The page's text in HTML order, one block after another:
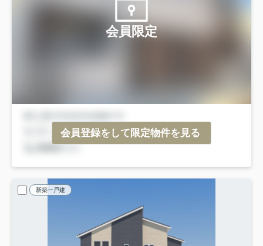
会員限定
会員登録をして限定物件を見る
新築一戸建